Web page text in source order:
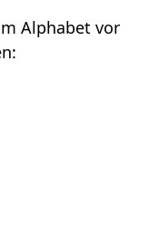
Alphabet vor